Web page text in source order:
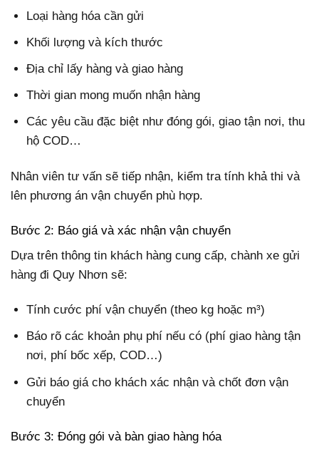
Loại hàng hóa cần gửi
Khối lượng và kích thước
Địa chỉ lấy hàng và giao hàng
Thời gian mong muốn nhận hàng
Các yêu cầu đặc biệt như đóng gói, giao tận nơi, thu
hộ COD…
Nhân viên tư vấn sẽ tiếp nhận, kiểm tra tính khả thi và
lên phương án vận chuyển phù hợp.
Bước 2: Báo giá và xác nhận vận chuyển
Dựa trên thông tin khách hàng cung cấp, chành xe gửi
hàng đi Quy Nhơn sẽ:
Tính cước phí vận chuyển (theo kg hoặc m³)
Báo rõ các khoản phụ phí nếu có (phí giao hàng tận
nơi, phí bốc xếp, COD…)
Gửi báo giá cho khách xác nhận và chốt đơn vận
chuyển
Bước 3: Đóng gói và bàn giao hàng hóa